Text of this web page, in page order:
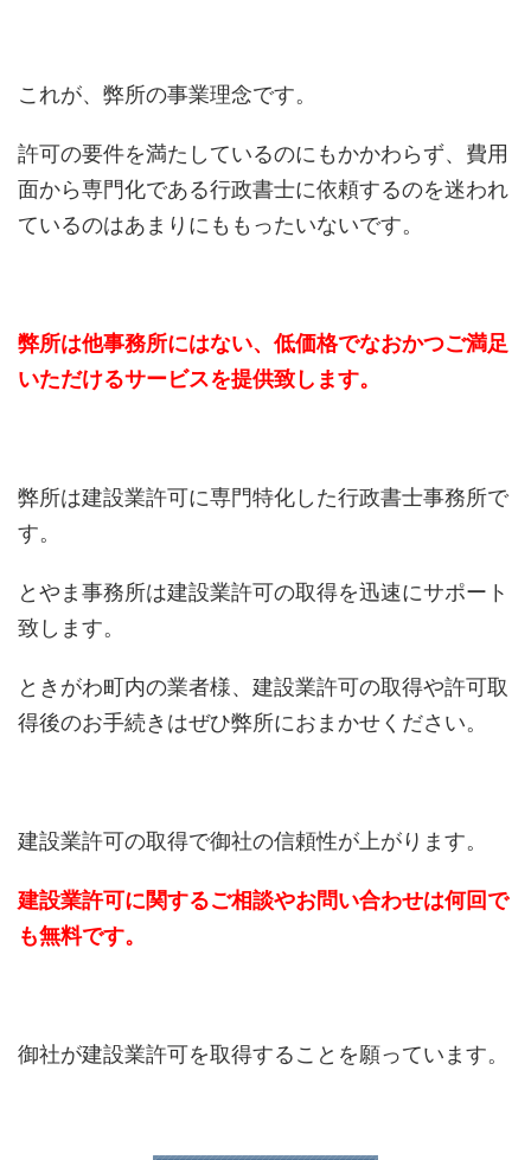
これが、弊所の事業理念です。
許可の要件を満たしているのにもかかわらず、費用
面から専門化である行政書士に依頼するのを迷われ
ているのはあまりにももったいないです。
弊所は他事務所にはない、低価格でなおかつご満足
いただけるサービスを提供致します。
弊所は建設業許可に専門特化した行政書士事務所で
す。
とやま事務所は建設業許可の取得を迅速にサポート
致します。
ときがわ町内の業者様、建設業許可の取得や許可取
得後のお手続きはぜひ弊所におまかせください。
建設業許可の取得で御社の信頼性が上がります。
建設業許可に関するご相談やお問い合わせは何回で
も無料です。
御社が建設業許可を取得することを願っています。